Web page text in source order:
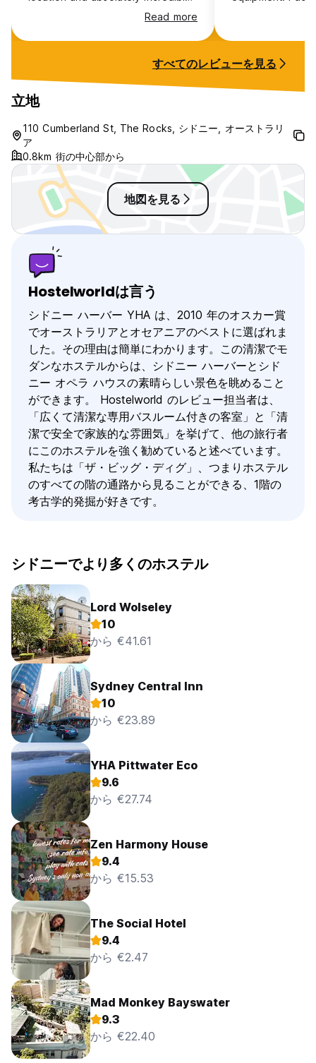
view of the Sydney Opera House
steps away from your room. I
would recommend this place to
really a hostel person but this
place felt like a hotel.
Read more
bed set is of
customers. The
is high and
window downhill
in a pot on a sill
road is trapy
すべてのレビューを見る
立地
110 Cumberland St, The Rocks, シドニー, オーストラリ
ア
0.8km 街の中心部から
地図を見る
Hostelworldは言う
シドニー ハーバー YHA は、2010 年のオスカー賞
でオーストラリアとオセアニアのベストに選ばれま
した。その理由は簡単にわかります。この清潔でモ
ダンなホステルからは、シドニー ハーバーとシド
ニー オペラ ハウスの素晴らしい景色を眺めること
ができます。 Hostelworld のレビュー担当者は、
「広くて清潔な専用バスルーム付きの客室」と「清
潔で安全で家族的な雰囲気」を挙げて、他の旅行者
にこのホステルを強く勧めていると述べています。
私たちは「ザ・ビッグ・ディグ」、つまりホステル
のすべての階の通路から見ることができる、1階の
考古学的発掘が好きです。
シドニーでより多くのホステル
Lord Wolseley
10
から €41.61
Sydney Central Inn
10
から €23.89
YHA Pittwater Eco
9.6
から €27.74
Zen Harmony House
9.4
から €15.53
The Social Hotel
9.4
から €2.47
Mad Monkey Bayswater
9.3
から €22.40